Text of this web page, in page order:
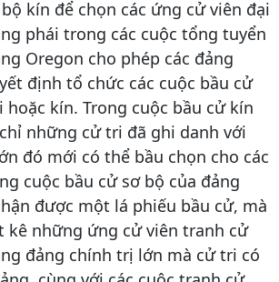
kín để chọn các ứng cử viên đại
phái trong các cuộc tổng tuyển
Oregon cho phép các đảng
định tổ chức các cuộc bầu cử
hoặc kín. Trong cuộc bầu cử kín
những cử tri đã ghi danh với
đó mới có thể bầu chọn cho các
cuộc bầu cử sơ bộ của đảng
được một lá phiếu bầu cử, mà
kê những ứng cử viên tranh cử
đảng chính trị lớn mà cử tri có